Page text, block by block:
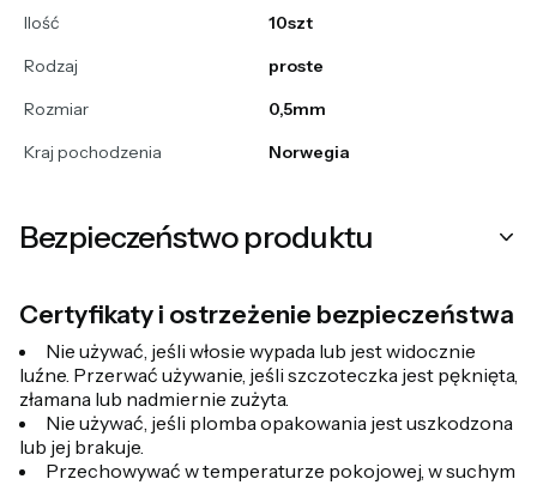
Ilość
10szt
Rodzaj
proste
Rozmiar
0,5mm
Kraj pochodzenia
Norwegia
Bezpieczeństwo produktu
Certyfikaty i ostrzeżenie bezpieczeństwa
Nie używać, jeśli włosie wypada lub jest widocznie
luźne. Przerwać używanie, jeśli szczoteczka jest pęknięta,
złamana lub nadmiernie zużyta.
Nie używać, jeśli plomba opakowania jest uszkodzona
lub jej brakuje.
Przechowywać w temperaturze pokojowej, w suchym